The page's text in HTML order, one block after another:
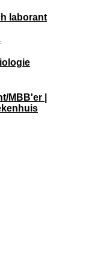
laborant
MBB'er |